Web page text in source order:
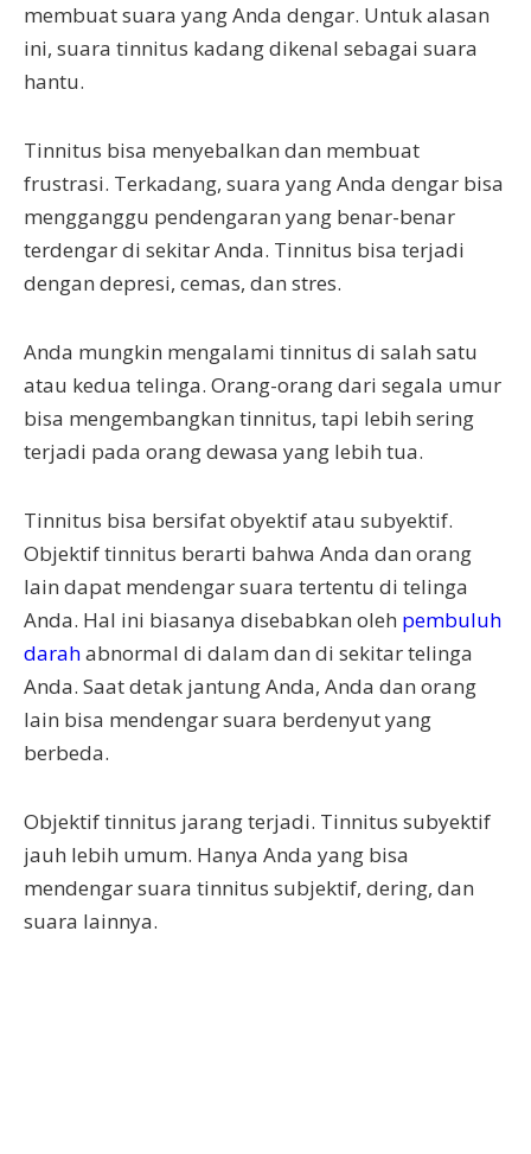
membuat suara yang Anda dengar. Untuk alasan
ini, suara tinnitus kadang dikenal sebagai suara
hantu.
Tinnitus bisa menyebalkan dan membuat
frustrasi. Terkadang, suara yang Anda dengar bisa
mengganggu pendengaran yang benar-benar
terdengar di sekitar Anda. Tinnitus bisa terjadi
dengan depresi, cemas, dan stres.
Anda mungkin mengalami tinnitus di salah satu
atau kedua telinga. Orang-orang dari segala umur
bisa mengembangkan tinnitus, tapi lebih sering
terjadi pada orang dewasa yang lebih tua.
Tinnitus bisa bersifat obyektif atau subyektif.
Objektif tinnitus berarti bahwa Anda dan orang
lain dapat mendengar suara tertentu di telinga
Anda. Hal ini biasanya disebabkan oleh pembuluh
darahabnormal di dalam dan di sekitar telinga
Anda. Saat detak jantung Anda, Anda dan orang
lain bisa mendengar suara berdenyut yang
berbeda.
Objektif tinnitus jarang terjadi. Tinnitus subyektif
jauh lebih umum. Hanya Anda yang bisa
mendengar suara tinnitus subjektif, dering, dan
suara lainnya.